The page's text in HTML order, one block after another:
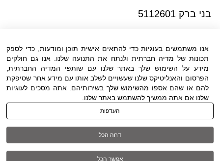
בני ברק 5112601
פקס:03-6005531
דוא"ל:office@dwo.co.il
תנאי שימוש|הצהרת נגישות| כל הזכויות
אנו משתמשים בעוגיות כדי להתאים אישית תוכן ומודעות, כדי לספק
תכונות של מדיה חברתית ולנתח את התנועה שלנו. אנו גם חולקים
מידע על השימוש שלך באתר שלנו עם שותפי המדיה החברתית,
הפרסום והאנליטיקס שלנו שעשויים לשלב אותו עם מידע אחר שסיפקת
להם או שהם אספו מהשימוש שלך בשירותיהם. אתה מסכים לעוגיות
שלנו אם אתה ממשיך להשתמש באתר שלנו.
העדפות
דחה הכל
אפשר הכל